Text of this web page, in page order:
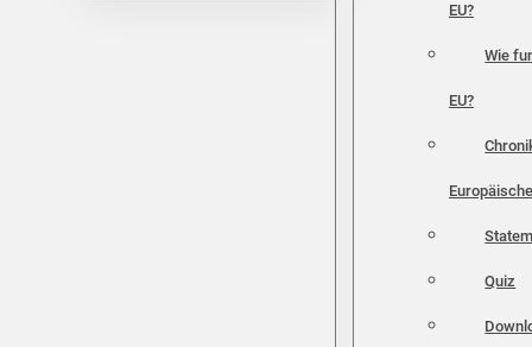
EU?
Wie
EU?
Quiz